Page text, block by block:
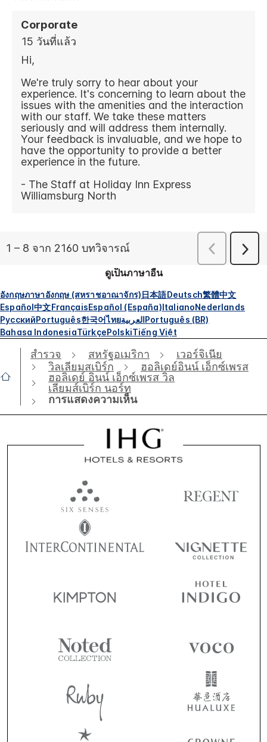
ดูเป็นภาษาอื่น
อังกฤษภาษาอังกฤษ (สหราชอาณาจักร)日本語Deutsch繁體中文
Español中文FrançaisEspañol (España)ItalianoNederlands
РусскийPortuguês한국어ไทยالعربيةPortuguês (BR)
Bahasa IndonesiaTürkçePolskiTiếng Việt
สำรวจ สหรัฐอเมริกา
เวอร์จิเนีย
วิลเลียมสเบิร์ก
ฮอลิเดย์อินน์ เอ็กซ์เพรส
ฮอลิเดย์ อินน์ เอ็กซ์เพรส วิล
เลียมส์เบิร์ก นอร์ท
การแสดงความเห็น